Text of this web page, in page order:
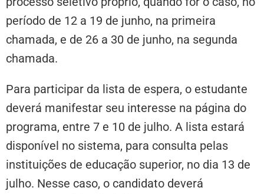
período de 12 a 19 de junho, na primeira
chamada, e de 26 a 30 de junho, na segunda
chamada.
Para participar da lista de espera, o estudante
deverá manifestar seu interesse na página do
programa, entre 7 e 10 de julho. A lista estará
disponível no sistema, para consulta pelas
instituições de educação superior, no dia 13 de
julho. Nesse caso, o candidato deverá